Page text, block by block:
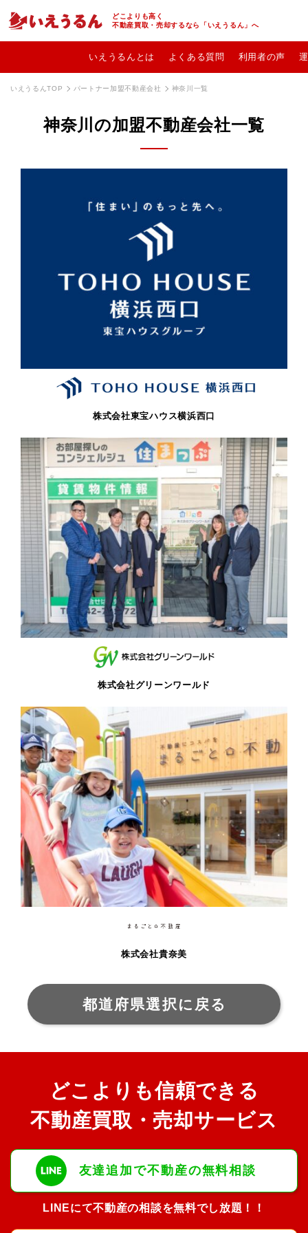
どこよりも高く
不動産買取・売却するなら「いえうるん」へ
いえうるんとは よくある質問 利用者の声
いえうるんTOP パートナー加盟不動産会社 神奈川一覧
神奈川の加盟不動産会社一覧
株式会社東宝ハウス横浜西口
株式会社グリーンワールド
株式会社貴奈美
都道府県選択に戻る
どこよりも信頼できる
不動産買取・売却サービス
友達追加で不動産の無料相談
LINEにて不動産の相談を無料でし放題！！